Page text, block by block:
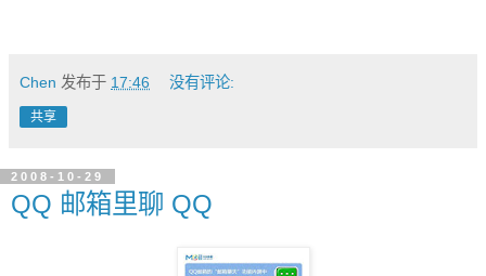
Chen 发布于 17:46 没有评论:
共享
2008-10-29
QQ 邮箱里聊 QQ